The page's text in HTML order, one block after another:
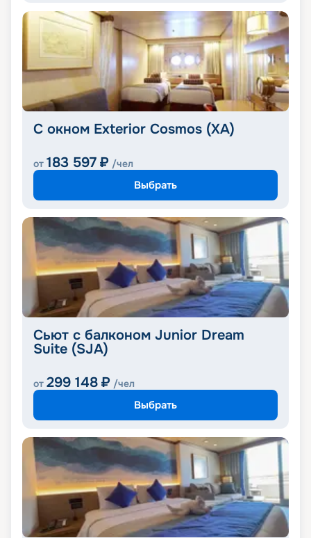
С окном Exterior Cosmos (XA)
от 183 597 ₽ /чел
Выбрать
Сьют с балконом Junior Dream
Suite (SJA)
от 299 148 ₽ /чел
Выбрать